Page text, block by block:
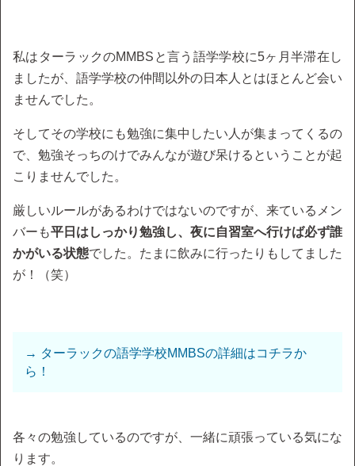
私はターラックのMMBSと言う語学学校に5ヶ月半滞在し
ましたが、語学学校の仲間以外の日本人とはほとんど会い
ませんでした。
そしてその学校にも勉強に集中したい人が集まってくるの
で、勉強そっちのけでみんなが遊び呆けるということが起
こりませんでした。
厳しいルールがあるわけではないのですが、来ているメン
バーも平日はしっかり勉強し、夜に自習室へ行けば必ず誰
かがいる状態でした。たまに飲みに行ったりもしてました
が！（笑）
→ ターラックの語学学校MMBSの詳細はコチラか
ら！
各々の勉強しているのですが、一緒に頑張っている気にな
ります。